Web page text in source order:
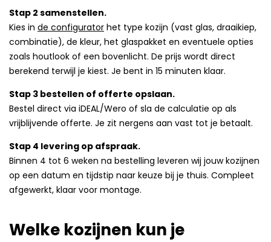
Stap 2 samenstellen.
Kies in de configurator het type kozijn (vast glas, draaikiep,
combinatie), de kleur, het glaspakket en eventuele opties
zoals houtlook of een bovenlicht. De prijs wordt direct
berekend terwijl je kiest. Je bent in 15 minuten klaar.
Stap 3 bestellen of offerte opslaan.
Bestel direct via iDEAL/Wero of sla de calculatie op als
vrijblijvende offerte. Je zit nergens aan vast tot je betaalt.
Stap 4 levering op afspraak.
Binnen 4 tot 6 weken na bestelling leveren wij jouw kozijnen
op een datum en tijdstip naar keuze bij je thuis. Compleet
afgewerkt, klaar voor montage.
Welke kozijnen kun je